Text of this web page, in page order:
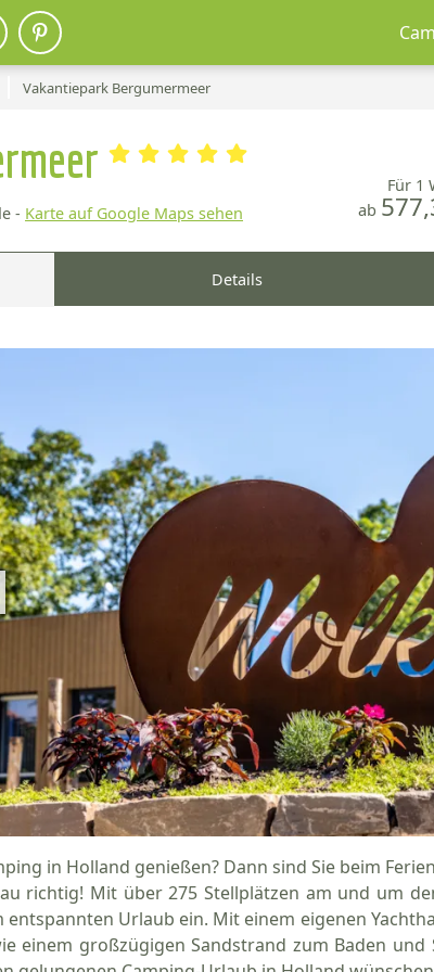
Vakantiepark Bergumermeer
- Karte auf Google Maps sehen
Für 1
ab
Details
in Holland genießen? Dann sind Sie beim
richtig! Mit über 275 Stellplätzen am und um
entspannten Urlaub ein. Mit einem eigenen
einem großzügigen Sandstrand zum Baden